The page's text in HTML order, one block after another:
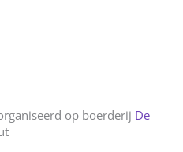
op boerderij De